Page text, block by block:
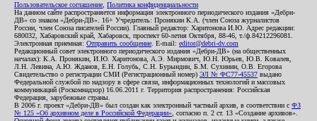
Пользовательское соглашение Политика конфиденциальности
На данном сайте распространяется информация электронного периодического издания «Дебри-
ДВ» со знаком «Дебри-ДВ». 16+ Учредитель: Пронякин К.А. (член Союза журналистов
России, член Союза писателей России). Главный редактор: Харитонова И.Ю. Адрес редакции:
680032, Хабаровский край, Хабаровск, проспект 60-летия Октября, 88-46, т./ф.84212296081.
Электронная приемная: Отправить сообщение . E-mail: editor@debri-dv.com
Редакционный совет электронного периодического издания «Дебри-ДВ» (на общественных
началах): К.А. Пронякин, И.Ю. Харитонова, А.Э. Мирмович, Ю.Н. Юрьев, Ю.В. Ковалев,
Л.Н. Левина, А.Ю. Жданов, Е.Н. Голубь, С.Н. Бурындин, Б.М. Сухинин, О.В. Егорова
Свидетельство о регистрации СМИ (Регистрационный номер) ЭЛ № ФС77-45537 выдано
Федеральной службой по надзору в сфере связи, информационных технологий и массовых
коммуникаций (Роскомнадзор) 16.06.2011 г. Территория распространения: Российская
Федерация, зарубежные страны.
В 2006 г. проект «Дебри-ДВ» был создан как электронный частный архив, в соответствии с ФЗ
№ 125 «Об архивном деле в Российской Федерации» , согласно п. 2 ст. 13 «Создание архивов».